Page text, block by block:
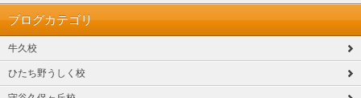
ブログカテゴリ
牛久校
ひたち野うしく校